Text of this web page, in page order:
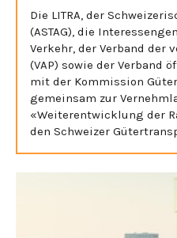
Die LITRA, der
(ASTAG), die
Verkehr, der Verband der
(VAP) sowie der Verband
mit der Kommission
gemeinsam zur
«Weiterentwicklung der
den Schweizer